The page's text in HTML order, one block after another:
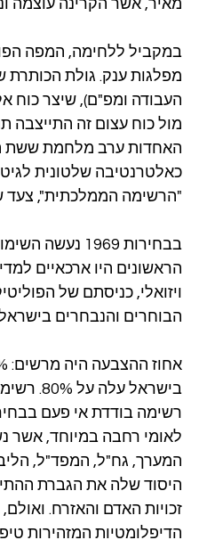
מאיר, אשר הקרינה עוצמה
במקביל ללחימה, המפה
מפלגות ענק. גולת
מול כוח עצום זה
האחדות ערב מלחמת ששת
"הרשימה הממלכתית", צעד
בבחירות
הראשונים היו ארכאיים
ויזואלי, כניסתם של
הבוחרים והנבחרים
המערך, גח"ל, המפד"ל,
היסוד שלה את הגברת
זכויות האדם והאזרח.
הדיפלומטיות המזהירות